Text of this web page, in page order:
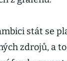
stát se
zdrojů, a